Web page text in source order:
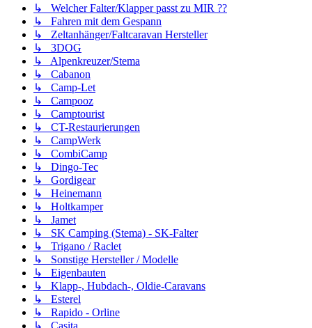
↳ Welcher Falter/Klapper passt zu MIR ??
↳ Fahren mit dem Gespann
↳ Zeltanhänger/Faltcaravan Hersteller
↳ 3DOG
↳ Alpenkreuzer/Stema
↳ Cabanon
↳ Camp-Let
↳ Campooz
↳ Camptourist
↳ CT-Restaurierungen
↳ CampWerk
↳ CombiCamp
↳ Dingo-Tec
↳ Gordigear
↳ Heinemann
↳ Holtkamper
↳ Jamet
↳ SK Camping (Stema) - SK-Falter
↳ Trigano / Raclet
↳ Sonstige Hersteller / Modelle
↳ Eigenbauten
↳ Klapp-, Hubdach-, Oldie-Caravans
↳ Esterel
↳ Rapido - Orline